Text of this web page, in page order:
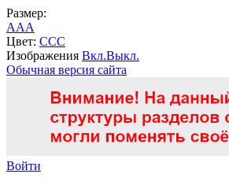
Размер:
AAA
Цвет: CCC
Изображения Вкл.Выкл.
Обычная версия сайта
Войти